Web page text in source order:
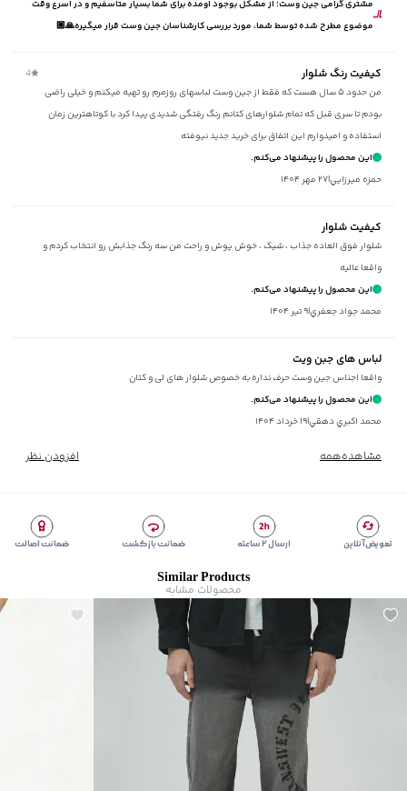
مناسب برای:آقایان
مناسب برای فصول:چهار فصل
جنس پارچه 98% نخ‌پنبه، 2% اسپندکس
برند:جوتی جینز
نوع جیب:دو جیب مورب در جلو، دو جیب فیلتابی در پشت
زیر گروه:شلوار
شیوه‌برش:
Slim fit
مشتری گرامی جین وست؛ از مشکل بوجود اومده برای شما بسیار متاسفیم و در اسرع وقت
موضوع مطرح شده توسط شما، مورد بررسی کارشناسان جین وست قرار میگیره🙏🏼
کیفیت رنگ شلوار 4
من حدود ۵ سال هست که فقط از جین وست لباسهای روزمرم رو تهیه میکنم و خیلی راضی
بودم تا سری قبل که تمام شلوارهای کتانم رنگ رفتگی شدیدی پیدا کرد با کوتاهترین زمان
استفاده و امیدوارم این اتفاق برای خرید جدید نیوفته
این محصول را پیشنهاد می‌کنم.
حمزه ميرزايي|۲۷ مهر ۱۴۰۴
کیفیت شلوار
شلوار فوق العاده جذاب ، شیک ، خوش پوش و راحت من سه رنگ جذابش رو انتخاب کردم و
واقعا عالیه
این محصول را پیشنهاد می‌کنم.
محمد جواد جعفري|۹ تیر ۱۴۰۴
لباس های جبن ویت
واقعا اجناس جین وست حرف نداره به خصوص شلوار های لی و کتان
این محصول را پیشنهاد می‌کنم.
محمد اکبري دهقي|۱۹ خرداد ۱۴۰۴
مشاهده‌همه افزودن نظر
تعویض آنلاین ارسال ۲ ساعته ضمانت بازگشت ضمانت اصالت
Similar Products
محصولات مشابه